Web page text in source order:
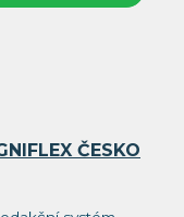
ČESKO